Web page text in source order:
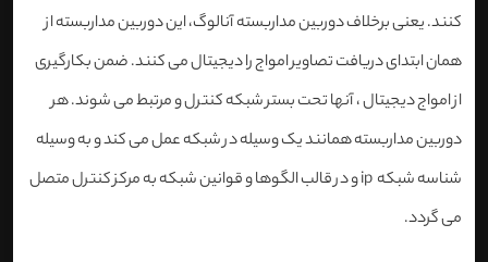
کنند. یعنی برخلاف دوربین مداربسته آنالوگ، این دوربین مداربسته از
همان ابتدای دریافت تصاویر امواج را دیجیتال می کنند. ضمن بکارگیری
از امواج دیجیتال ، آنها تحت بستر شبکه کنترل و مرتبط می شوند. هر
دوربین مداربسته همانند یک وسیله در شبکه عمل می کند و به وسیله
شناسه شبکه ipو در قالب الگوها و قوانین شبکه به مرکز کنترل متصل
می گردد.